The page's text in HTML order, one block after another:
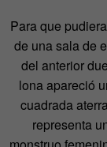
Para que
de una sala de
del anterior
lona apareció
cuadrada
representa